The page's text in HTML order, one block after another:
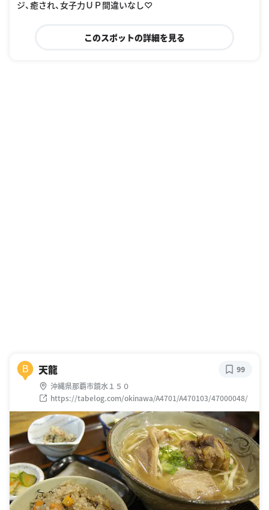
ジ、癒され、女子力ＵＰ間違いなし♡
このスポットの詳細を見る
B 天龍
沖縄県那覇市鏡水１５０
https://tabelog.com/okinawa/A4701/A470103/47000048/
99